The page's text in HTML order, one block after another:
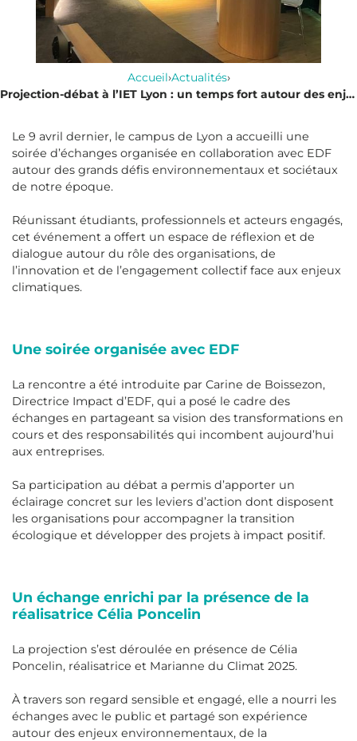
Accueil›Actualités›
Projection-débat à l’IET Lyon : un temps fort autour des enjeux climatiques
Le 9 avril dernier, le campus de Lyon a accueilli une
soirée d’échanges organisée en collaboration avec EDF
autour des grands défis environnementaux et sociétaux
de notre époque.
Réunissant étudiants, professionnels et acteurs engagés,
cet événement a offert un espace de réflexion et de
dialogue autour du rôle des organisations, de
l’innovation et de l’engagement collectif face aux enjeux
climatiques.
Une soirée organisée avec EDF
La rencontre a été introduite par Carine de Boissezon,
Directrice Impact d’EDF, qui a posé le cadre des
échanges en partageant sa vision des transformations en
cours et des responsabilités qui incombent aujourd’hui
aux entreprises.
Sa participation au débat a permis d’apporter un
éclairage concret sur les leviers d’action dont disposent
les organisations pour accompagner la transition
écologique et développer des projets à impact positif.
Un échange enrichi par la présence de la
réalisatrice Célia Poncelin
La projection s’est déroulée en présence de Célia
Poncelin, réalisatrice et Marianne du Climat 2025.
À travers son regard sensible et engagé, elle a nourri les
échanges avec le public et partagé son expérience
autour des enjeux environnementaux, de la